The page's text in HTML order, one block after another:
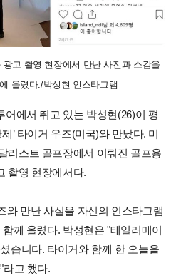
고 촬영 현장에서 만난 사진과 소감을
올렸다./박성현 인스타그램
어에서 뛰고 있는 박성현(26)이 평
’ 타이거 우즈(미국)와 만났다. 미
리스트 골프장에서 이뤄진 골프용
촬영 현장에서다.
와 만난 사실을 자신의 인스타그램
께 올렸다. 박성현은 "테일러메이
습니다. 타이거와 함께 한 오늘을
라고 했다.